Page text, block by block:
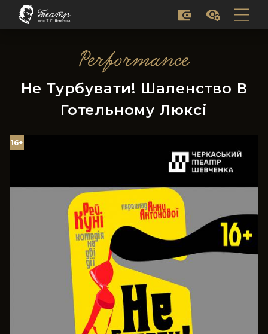
Performance
Не Турбувати! Шаленство В
Готельному Люксі
16+